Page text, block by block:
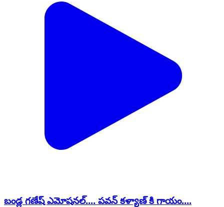
బండ్ల గణేష్ ఎమోషనల్.... పవన్ కళ్యాణ్ కి గాయం....